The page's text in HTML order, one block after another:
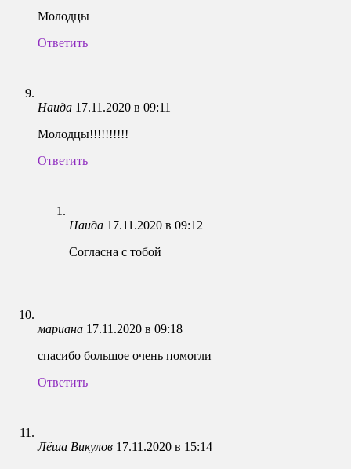
Молодцы
Ответить
Наида 17.11.2020 в 09:11
Молодцы!!!!!!!!!!
Ответить
Наида 17.11.2020 в 09:12
Согласна с тобой
мариана 17.11.2020 в 09:18
спасибо большое очень помогли
Ответить
Лёша Викулов 17.11.2020 в 15:14